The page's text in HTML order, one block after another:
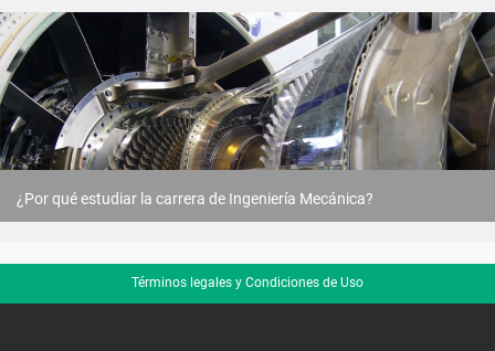
¿Por qué estudiar la carrera de Ingeniería Mecánica?
Términos legales y Condiciones de Uso